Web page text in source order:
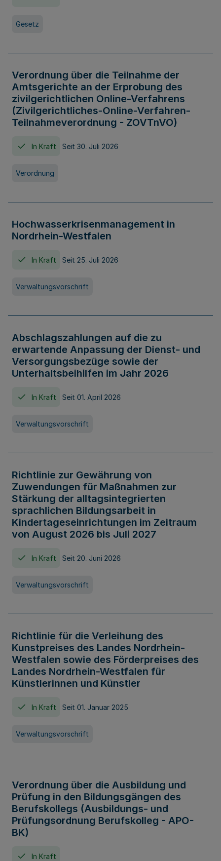
Gesetz
Verordnung über die Teilnahme der
Amtsgerichte an der Erprobung des
zivilgerichtlichen Online-Verfahrens
(Zivilgerichtliches-Online-Verfahren-
Teilnahmeverordnung - ZOVTnVO)
In Kraft Seit 30. Juli 2026
Verordnung
Hochwasserkrisenmanagement in
Nordrhein-Westfalen
In Kraft Seit 25. Juli 2026
Verwaltungsvorschrift
Abschlagszahlungen auf die zu
erwartende Anpassung der Dienst- und
Versorgungsbezüge sowie der
Unterhaltsbeihilfen im Jahr 2026
In Kraft Seit 01. April 2026
Verwaltungsvorschrift
Richtlinie zur Gewährung von
Zuwendungen für Maßnahmen zur
Stärkung der alltagsintegrierten
sprachlichen Bildungsarbeit in
Kindertageseinrichtungen im Zeitraum
von August 2026 bis Juli 2027
In Kraft Seit 20. Juni 2026
Verwaltungsvorschrift
Richtlinie für die Verleihung des
Kunstpreises des Landes Nordrhein-
Westfalen sowie des Förderpreises des
Landes Nordrhein-Westfalen für
Künstlerinnen und Künstler
In Kraft Seit 01. Januar 2025
Verwaltungsvorschrift
Verordnung über die Ausbildung und
Prüfung in den Bildungsgängen des
Berufskollegs (Ausbildungs- und
Prüfungsordnung Berufskolleg - APO-
BK)
In Kraft